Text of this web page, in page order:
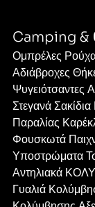
Camping &
Ομπρέλες
Αδιάβροχες
Ψυγειότσαντες
Στεγανά
Παραλίας
Φουσκωτά
Υποστρώματα
Αντηλιακά
Γυαλιά